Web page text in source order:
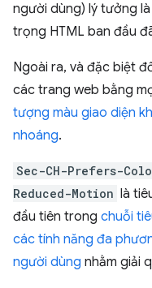
người dùng) lý tưởng
trọng HTML ban đầu
Ngoài ra, và đặc biệt
các trang web bằng
tượng màu giao diện
nhoáng.
Sec-CH-Prefers-
Reduced-Motion là
đầu tiên trong chuỗi
các tính năng đa
người dùng nhằm giải